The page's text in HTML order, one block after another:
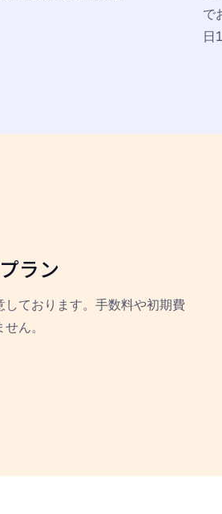
で
日
ラン
ております。手数料や初期費
ん。